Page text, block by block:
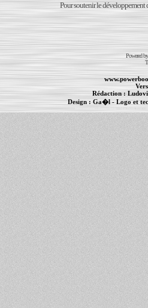
Pour soutenir le développement
Powered
Rédaction :
Design : Ga�l- Logo et